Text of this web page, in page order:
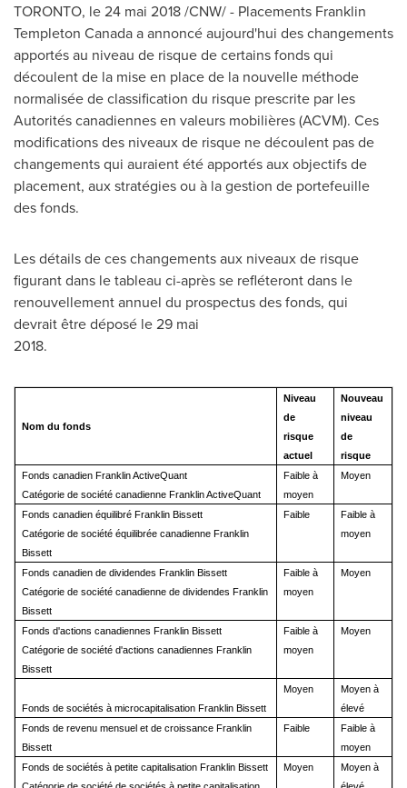
TORONTO, le 24 mai 2018 /CNW/ - Placements Franklin
Templeton Canada a annoncé aujourd'hui des changements
apportés au niveau de risque de certains fonds qui
découlent de la mise en place de la nouvelle méthode
normalisée de classification du risque prescrite par les
Autorités canadiennes en valeurs mobilières (ACVM). Ces
modifications des niveaux de risque ne découlent pas de
changements qui auraient été apportés aux objectifs de
placement, aux stratégies ou à la gestion de portefeuille
des fonds.
Les détails de ces changements aux niveaux de risque
figurant dans le tableau ci-après se refléteront dans le
renouvellement annuel du prospectus des fonds, qui
devrait être déposé le 29 mai
2018.
Nom du fonds
Niveau
de
risque
actuel
Nouveau
niveau
de
risque
Fonds canadien Franklin ActiveQuant
Catégorie de société canadienne Franklin ActiveQuant
Faible à
moyen
Moyen
Fonds canadien équilibré Franklin Bissett
Catégorie de société équilibrée canadienne Franklin
Bissett
Faible
Faible à
moyen
Fonds canadien de dividendes Franklin Bissett
Catégorie de société canadienne de dividendes Franklin
Bissett
Faible à
moyen
Moyen
Fonds d'actions canadiennes Franklin Bissett
Catégorie de société d'actions canadiennes Franklin
Bissett
Faible à
moyen
Moyen
Fonds de sociétés à microcapitalisation Franklin Bissett
Moyen
Moyen à
élevé
Fonds de revenu mensuel et de croissance Franklin
Bissett
Faible
Faible à
moyen
Fonds de sociétés à petite capitalisation Franklin Bissett
Moyen
Moyen à